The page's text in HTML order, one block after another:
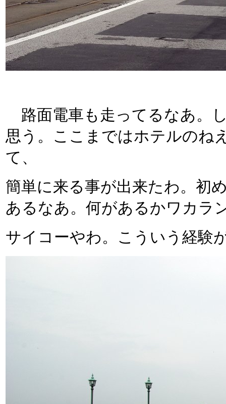
路面電車も走ってるなあ。
思う。ここまではホテルのね
て、
簡単に来る事が出来たわ。初
あるなあ。何があるかワカラ
サイコーやわ。こういう経験